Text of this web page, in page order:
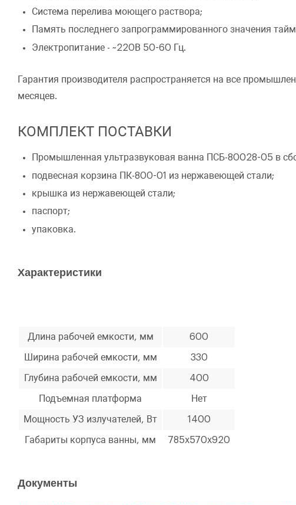
Система перелива моющего раствора;
Память последнего запрограммированного значения
Электропитание - ~220В 50-60 Гц.
Гарантия производителя распространяется на все
месяцев.
КОМПЛЕКТ ПОСТАВКИ
Промышленная ультразвуковая ванна ПСБ-80028-05 в
подвесная корзина ПК-800-01 из нержавеющей стали;
крышка из нержавеющей стали;
паспорт;
упаковка.
Характеристики
Длина рабочей емкости, мм 600
Ширина рабочей емкости, мм 330
Глубина рабочей емкости, мм 400
Подъемная платформа Нет
Мощность УЗ излучателей, Вт 1400
Габариты корпуса ванны, мм 785x570x920
Документы